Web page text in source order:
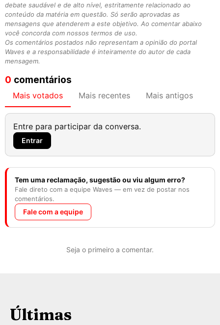
debate saudável e de alto nível, estritamente relacionado ao
conteúdo da matéria em questão. Só serão aprovadas as
mensagens que atenderem a este objetivo. Ao comentar abaixo
você concorda com nossos termos de uso.
Os comentários postados não representam a opinião do portal
Waves e a responsabilidade é inteiramente do autor de cada
mensagem.
0 comentários
Mais votados Mais recentes Mais antigos
Entre para participar da conversa.
Entrar
Tem uma reclamação, sugestão ou viu algum erro?
Fale direto com a equipe Waves — em vez de postar nos
comentários.
Fale com a equipe
Seja o primeiro a comentar.
Últimas